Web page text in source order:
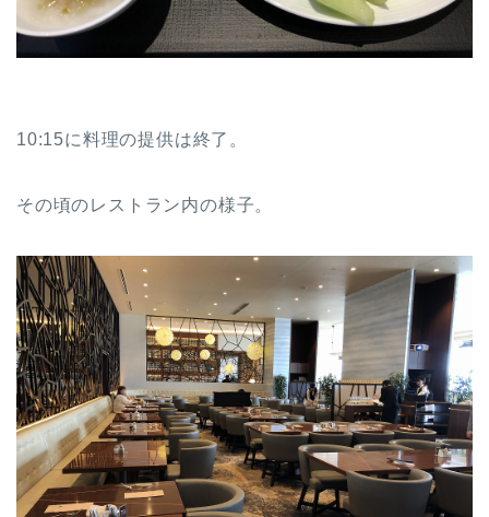
10:15に料理の提供は終了。
その頃のレストラン内の様子。